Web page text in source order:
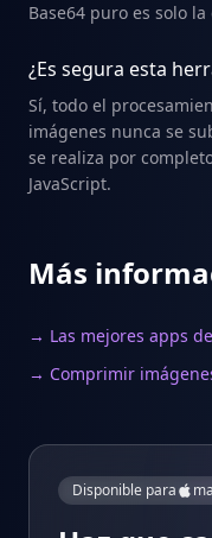
Base64 puro es solo
¿Es segura esta
Sí, todo el
imágenes nunca se
se realiza por
JavaScript.
Más
→ Las mejores apps
→ Comprimir
Disponible para